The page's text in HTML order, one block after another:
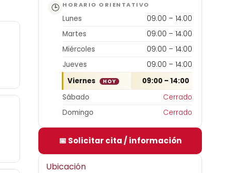
🕒 HORARIO ORIENTATIVO
Lunes
09:00 – 14:00
Martes
09:00 – 14:00
Miércoles
09:00 – 14:00
Jueves
09:00 – 14:00
Viernes
HOY
09:00 – 14:00
Sábado
Cerrado
Domingo
Cerrado
📅 Solicitar cita / información
Ubicación